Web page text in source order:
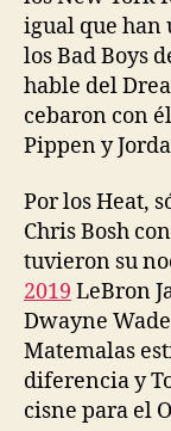
igual que han
los Bad Boys
hable del
cebaron con
Pippen y
Por los Heat,
Chris Bosh
tuvieron su
2019 LeBron
Dwayne
Matemalas
diferencia y
cisne para el